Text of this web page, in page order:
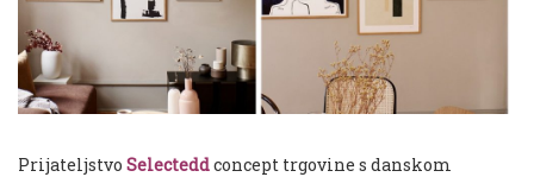
Prijateljstvo Selecteddconcept trgovine s danskom